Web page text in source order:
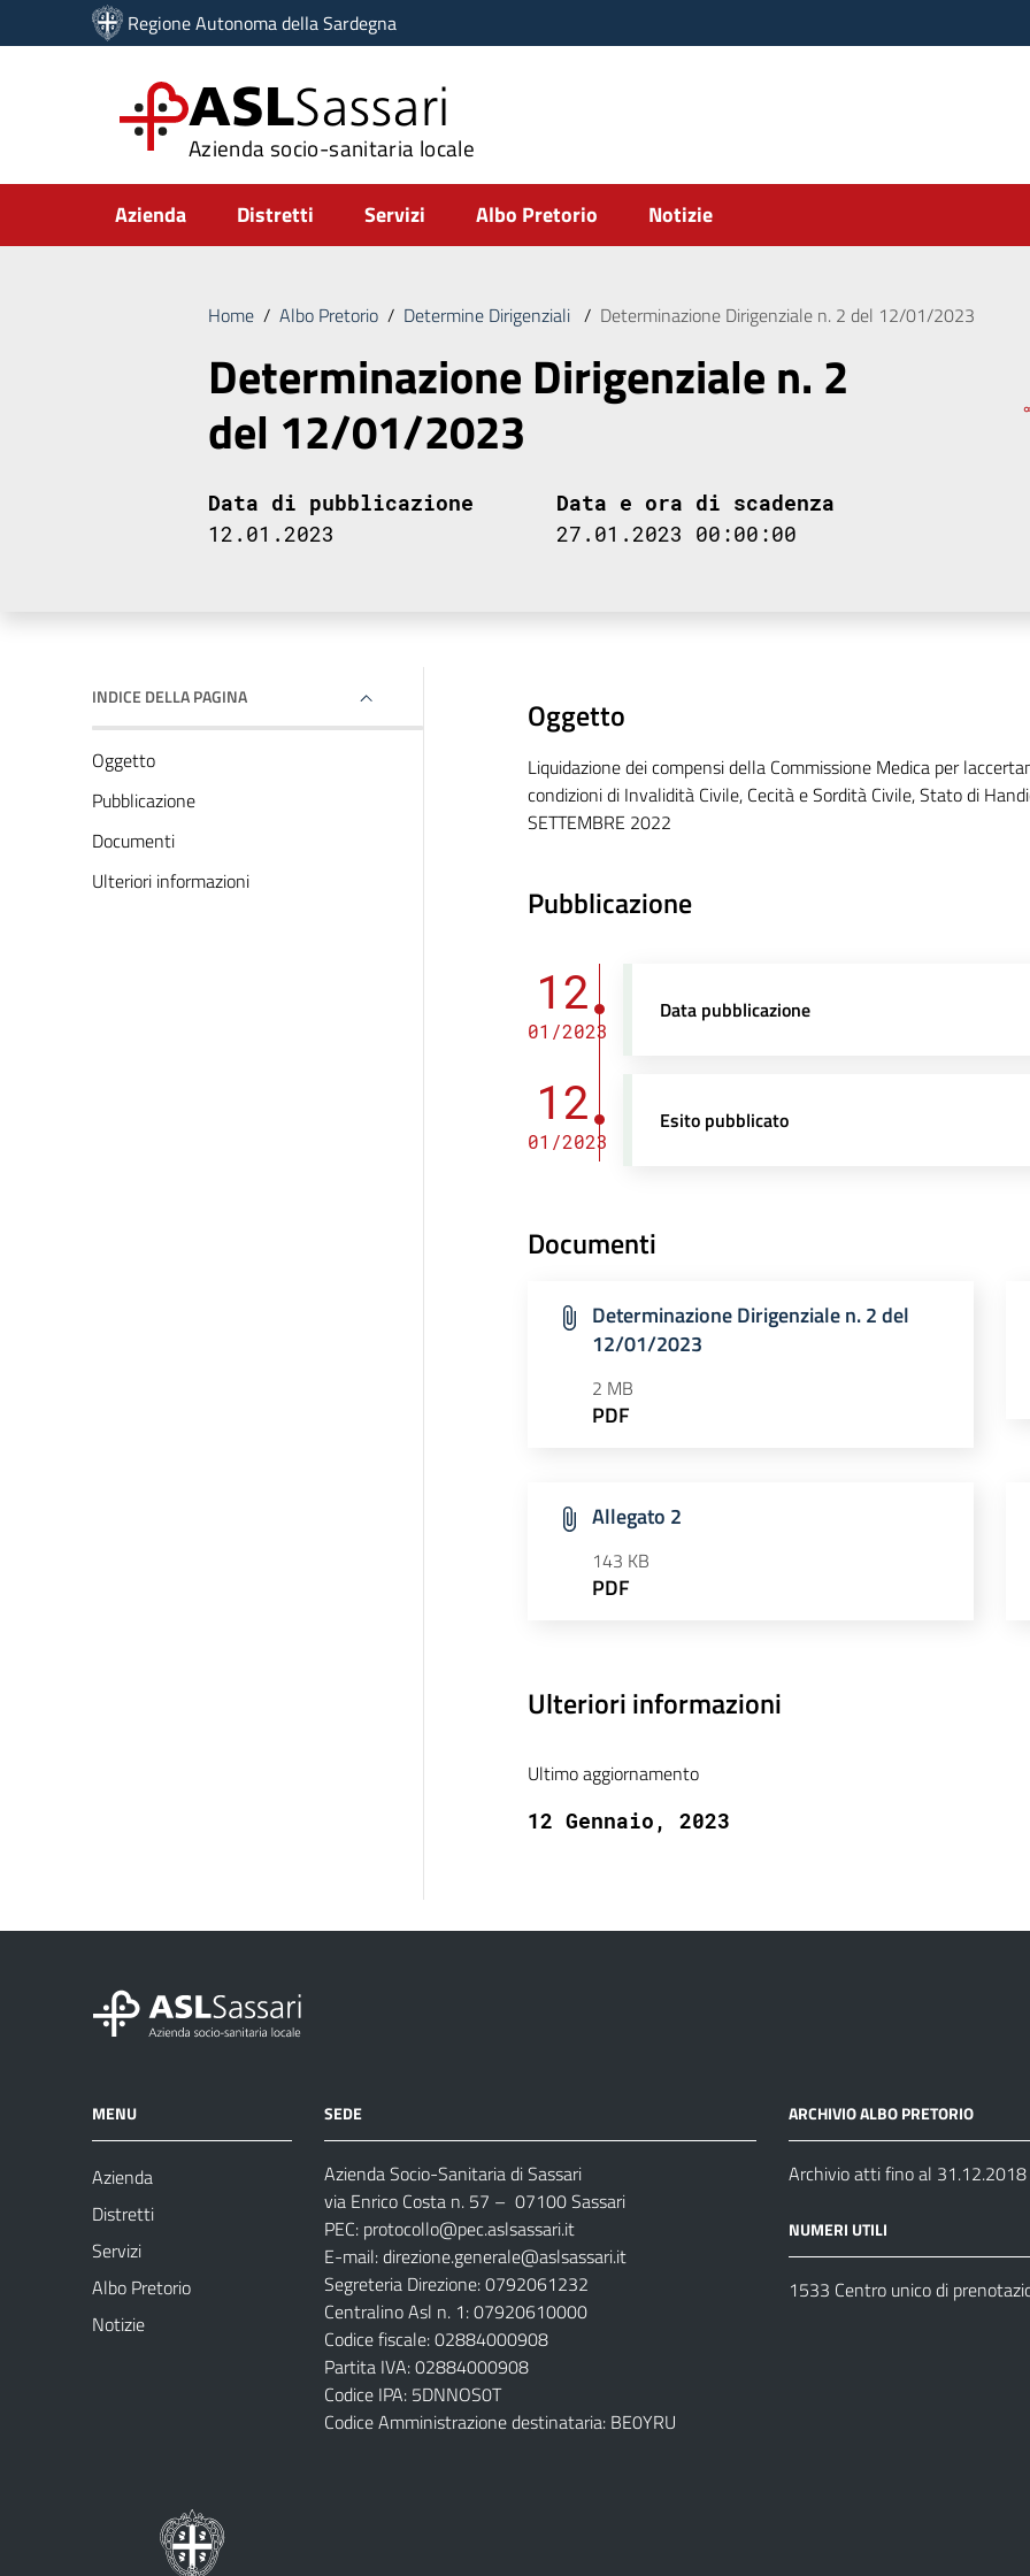
Vai ai contenuti
Vai al menu di navigazione
Regione Autonoma della Sardegna
ASLSassari
Azienda socio-sanitaria locale
Submenu
Azienda Distretti Servizi Albo Pretorio Notizie
Home / Albo Pretorio / Determine Dirigenziali / Determinazione Dirigenziale n. 2 del 12/01/2023
Determinazione Dirigenziale n. 2
del 12/01/2023
Data di pubblicazione
12.01.2023
Data e ora di scadenza
27.01.2023 00:00:00
INDICE DELLA PAGINA
Oggetto
Pubblicazione
Documenti
Ulteriori informazioni
Oggetto
Liquidazione dei compensi della Commissione Medica per
condizioni di Invalidità Civile, Cecità e Sordità Civile, Stato di
SETTEMBRE 2022
Pubblicazione
12
01/2023
Data pubblicazione
12
01/2023
Esito pubblicato
Documenti
Determinazione Dirigenziale n. 2 del
12/01/2023
2 MB
PDF
Allegato 2
143 KB
PDF
Ulteriori informazioni
Ultimo aggiornamento
12 Gennaio, 2023
MENU
Azienda
Distretti
Servizi
Albo Pretorio
Notizie
SEDE
Azienda Socio-Sanitaria di Sassari
via Enrico Costa n. 57 – 07100 Sassari
PEC: protocollo@pec.aslsassari.it
E-mail:direzione.generale@aslsassari.it
Segreteria Direzione: 0792061232
Centralino Asl n. 1: 07920610000
Codice fiscale: 02884000908
Partita IVA: 02884000908
Codice IPA: 5DNNOS0T
Codice Amministrazione destinataria: BE0YRU
ARCHIVIO ALBO PRETORIO
Archivio atti fino al 31.12.2018
NUMERI UTILI
1533 Centro unico di